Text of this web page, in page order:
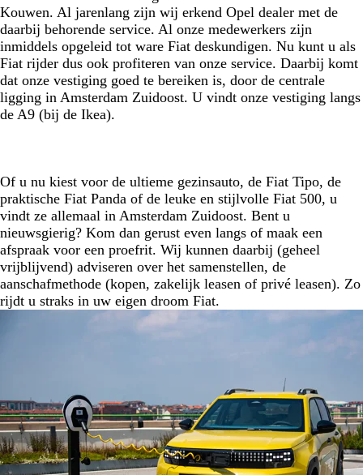
Kouwen. Al jarenlang zijn wij erkend Opel dealer met de
daarbij behorende service. Al onze medewerkers zijn
inmiddels opgeleid tot ware Fiat deskundigen. Nu kunt u als
Fiat rijder dus ook profiteren van onze service. Daarbij komt
dat onze vestiging goed te bereiken is, door de centrale
ligging in Amsterdam Zuidoost. U vindt onze vestiging langs
de A9 (bij de Ikea).
Of u nu kiest voor de ultieme gezinsauto, de Fiat Tipo, de
praktische Fiat Panda of de leuke en stijlvolle Fiat 500, u
vindt ze allemaal in Amsterdam Zuidoost. Bent u
nieuwsgierig? Kom dan gerust even langs of maak een
afspraak voor een proefrit. Wij kunnen daarbij (geheel
vrijblijvend) adviseren over het samenstellen, de
aanschafmethode (kopen, zakelijk leasen of privé leasen). Zo
rijdt u straks in uw eigen droom Fiat.